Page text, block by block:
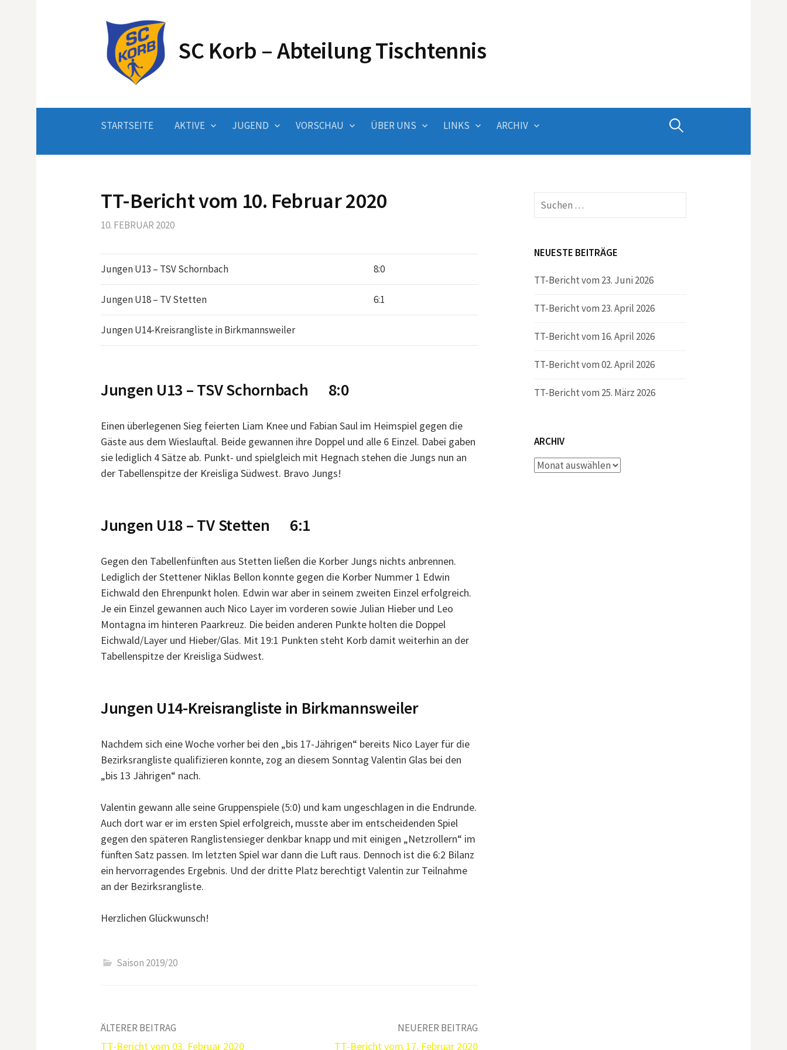
SC Korb – Abteilung Tischtennis
STARTSEITE AKTIVE JUGEND VORSCHAU ÜBER UNS LINKS ARCHIV Suchen
TT-Bericht vom 10. Februar 2020
10. FEBRUAR 2020
Jungen U13 – TSV Schornbach 8:0
Jungen U18 – TV Stetten 6:1
Jungen U14-Kreisrangliste in Birkmannsweiler
Jungen U13 – TSV Schornbach 8:0
Einen überlegenen Sieg feierten Liam Knee und Fabian Saul im Heimspiel gegen die
Gäste aus dem Wieslauftal. Beide gewannen ihre Doppel und alle 6 Einzel. Dabei gaben
sie lediglich 4 Sätze ab. Punkt- und spielgleich mit Hegnach stehen die Jungs nun an
der Tabellenspitze der Kreisliga Südwest. Bravo Jungs!
Jungen U18 – TV Stetten 6:1
Gegen den Tabellenfünften aus Stetten ließen die Korber Jungs nichts anbrennen.
Lediglich der Stettener Niklas Bellon konnte gegen die Korber Nummer 1 Edwin
Eichwald den Ehrenpunkt holen. Edwin war aber in seinem zweiten Einzel erfolgreich.
Je ein Einzel gewannen auch Nico Layer im vorderen sowie Julian Hieber und Leo
Montagna im hinteren Paarkreuz. Die beiden anderen Punkte holten die Doppel
Eichwald/Layer und Hieber/Glas. Mit 19:1 Punkten steht Korb damit weiterhin an der
Tabellenspitze der Kreisliga Südwest.
Jungen U14-Kreisrangliste in Birkmannsweiler
Nachdem sich eine Woche vorher bei den „bis 17-Jährigen“ bereits Nico Layer für die
Bezirksrangliste qualifizieren konnte, zog an diesem Sonntag Valentin Glas bei den
„bis 13 Jährigen“ nach.
Valentin gewann alle seine Gruppenspiele (5:0) und kam ungeschlagen in die Endrunde.
Auch dort war er im ersten Spiel erfolgreich, musste aber im entscheidenden Spiel
gegen den späteren Ranglistensieger denkbar knapp und mit einigen „Netzrollern“ im
fünften Satz passen. Im letzten Spiel war dann die Luft raus. Dennoch ist die 6:2 Bilanz
ein hervorragendes Ergebnis. Und der dritte Platz berechtigt Valentin zur Teilnahme
an der Bezirksrangliste.
Herzlichen Glückwunsch!
Saison 2019/20
Beitrags-
ÄLTERER BEITRAG
TT-Bericht vom 03. Februar 2020
NEUERER BEITRAG
TT-Bericht vom 17. Februar 2020
Suchen
nach:
NEUESTE BEITRÄGE
TT-Bericht vom 23. Juni 2026
TT-Bericht vom 23. April 2026
TT-Bericht vom 16. April 2026
TT-Bericht vom 02. April 2026
TT-Bericht vom 25. März 2026
ARCHIV
Archiv